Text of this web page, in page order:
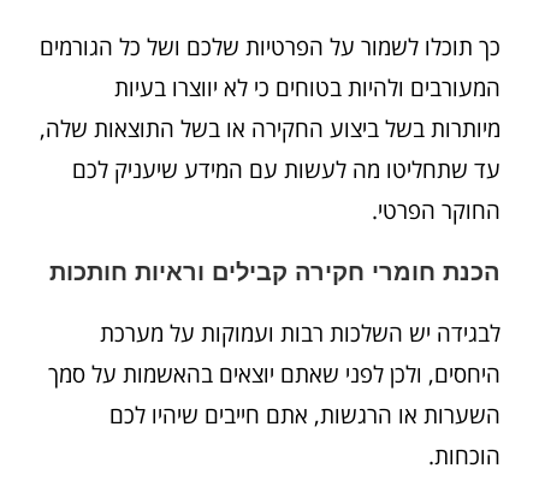
כך תוכלו לשמור על הפרטיות שלכם ושל כל הגורמים
המעורבים ולהיות בטוחים כי לא יווצרו בעיות
מיותרות בשל ביצוע החקירה או בשל התוצאות שלה,
עד שתחליטו מה לעשות עם המידע שיעניק לכם
החוקר הפרטי.
הכנת חומרי חקירה קבילים וראיות חותכות
לבגידה יש השלכות רבות ועמוקות על מערכת
היחסים, ולכן לפני שאתם יוצאים בהאשמות על סמך
השערות או הרגשות, אתם חייבים שיהיו לכם
הוכחות.